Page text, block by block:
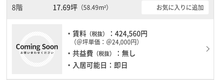
8階 17.69坪（58.49m²） お気に入りに追加
・賃料 （税抜） ：424,560円
（＠坪単価：＠24,000円）
・共益費 （税抜）
：無し
・入居可能日：即日